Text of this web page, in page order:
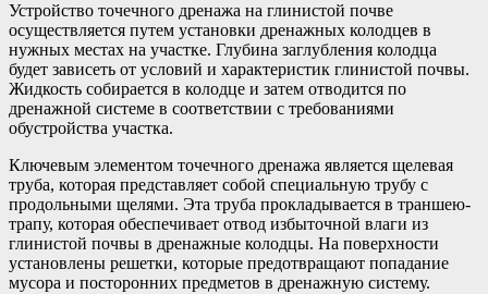
Устройство точечного дренажа на глинистой почве
осуществляется путем установки дренажных колодцев в
нужных местах на участке. Глубина заглубления колодца
будет зависеть от условий и характеристик глинистой почвы.
Жидкость собирается в колодце и затем отводится по
дренажной системе в соответствии с требованиями
обустройства участка.
Ключевым элементом точечного дренажа является щелевая
труба, которая представляет собой специальную трубу с
продольными щелями. Эта труба прокладывается в траншею-
трапу, которая обеспечивает отвод избыточной влаги из
глинистой почвы в дренажные колодцы. На поверхности
установлены решетки, которые предотвращают попадание
мусора и посторонних предметов в дренажную систему.